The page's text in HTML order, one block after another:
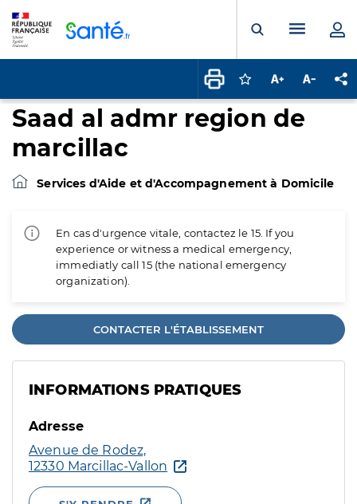
Ouvrir laMenu
Connectez-vous
Augmenter la
Saad al admr region de
marcillac
Services d'Aide et d'Accompagnement à Domicile
En cas d'urgence vitale, contactez le 15. If you
experience or witness a medical emergency,
immediatly call 15 (the national emergency
organization).
CONTACTER L'ÉTABLISSEMENT
INFORMATIONS PRATIQUES
Adresse
Avenue de Rodez,
12330 Marcillac-Vallon